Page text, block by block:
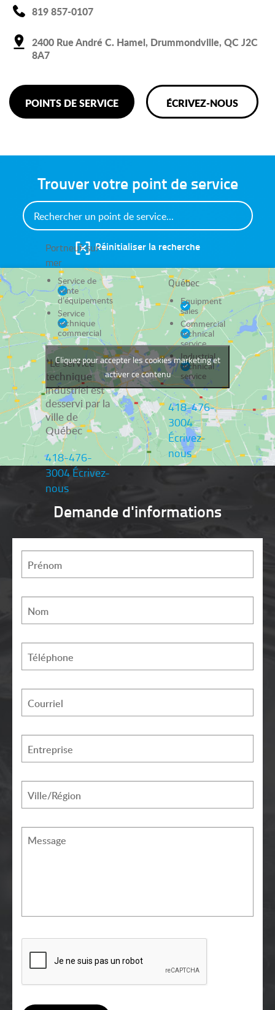
819 857-0107
2400 Rue André C. Hamel, Drummondville, QC J2C
8A7
POINTS DE SERVICE ÉCRIVEZ-NOUS
Trouver votre point de service
Réinitialiser la recherche
Portneuf-sur-
mer
Service de
vente
d’équipements
Service
technique
commercial
*Le service
technique
industriel est
desservi par la
ville de
Québec
418-476-
3004 Écrivez-
nous
Québec
Equipment
sales
Commercial
technical
service
Industrial
technical
service
418-476-
3004
Écrivez-
nous
Cliquez pour accepter les cookies marketing et
activer ce contenu
Demande d'informations
Prénom
Nom
Téléphone
Courriel
Entreprise
Ville/Région
Message